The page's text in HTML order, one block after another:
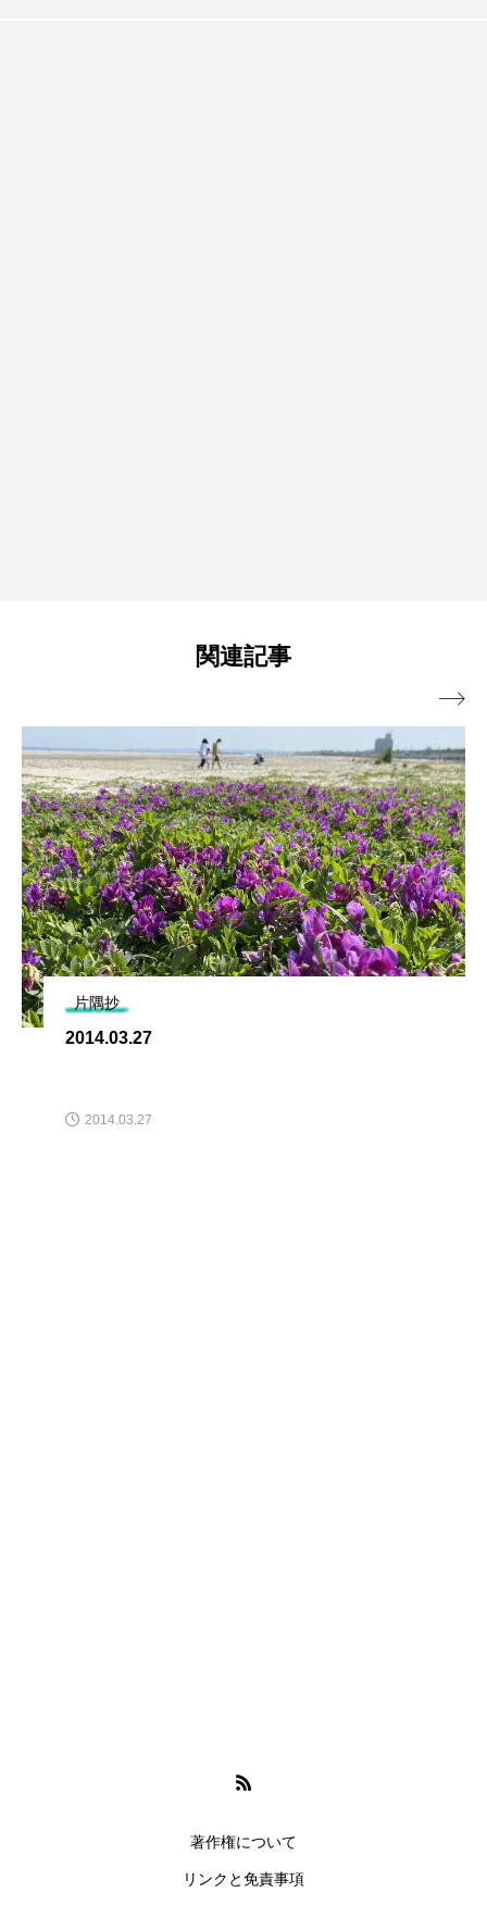
関連記事
片隅抄
2014.03.27
2014.03.27

著作権について
リンクと免責事項